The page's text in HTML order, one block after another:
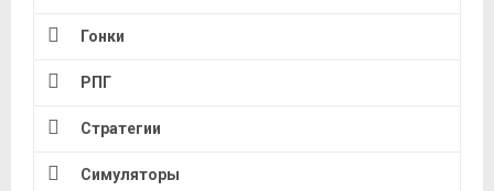
Гонки
РПГ
Стратегии
Симуляторы